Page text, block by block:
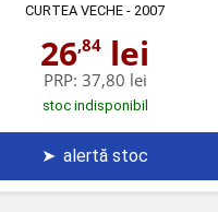
CURTEA VECHE - 2007
26,84 lei
PRP: 37,80 lei
stoc indisponibil
➤ alertă stoc